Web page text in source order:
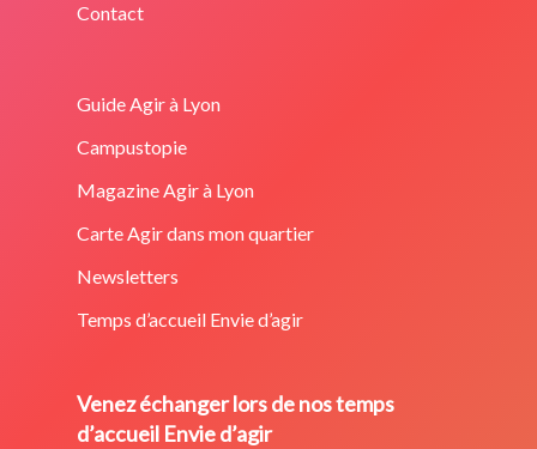
Contact
Guide Agir à Lyon
Campustopie
Magazine Agir à Lyon
Carte Agir dans mon quartier
Newsletters
Temps d’accueil Envie d’agir
Venez échanger lors de nos temps
d’accueil Envie d’agir